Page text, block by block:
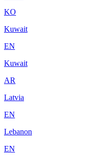
KO
Kuwait
EN
Kuwait
AR
Latvia
EN
Lebanon
EN